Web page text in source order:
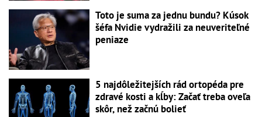
Toto je suma za jednu bundu? Kúsok
šéfa Nvidie vydražili za neuveriteľné
peniaze
5 najdôležitejších rád ortopéda pre
zdravé kosti a kĺby: Začať treba oveľa
skôr, než začnú bolieť